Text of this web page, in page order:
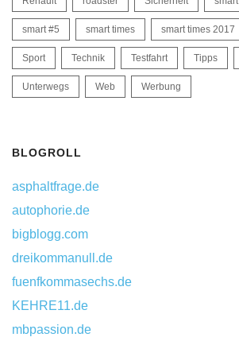
smart #5 smart times smart times 2017
Sport Technik Testfahrt Tipps
Unterwegs Web Werbung
BLOGROLL
asphaltfrage.de
autophorie.de
bigblogg.com
dreikommanull.de
fuenfkommasechs.de
KEHRE11.de
mbpassion.de